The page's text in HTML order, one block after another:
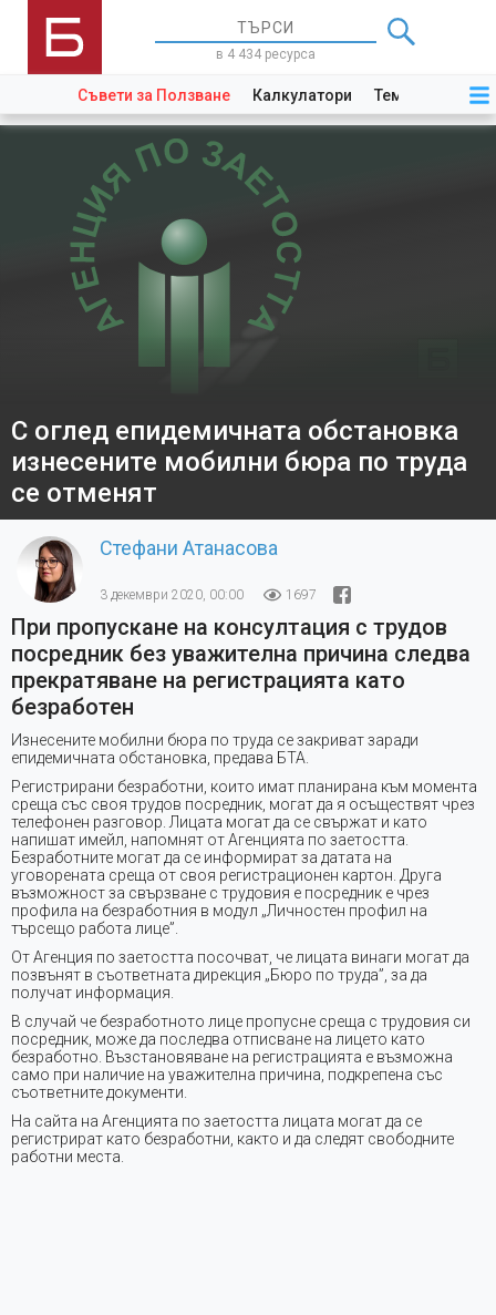
в 4 434 ресурса
Съвети за Ползване Калкулатори Теми Закони
С оглед епидемичната обстановка
изнесените мобилни бюра по труда
се отменят
Стефани Атанасова
3 декември 2020, 00:00 1697
При пропускане на консултация с трудов
посредник без уважителна причина следва
прекратяване на регистрацията като
безработен
Изнесените мобилни бюра по труда се закриват заради
епидемичната обстановка, предава БТА.
Регистрирани безработни, които имат планирана към момента
среща със своя трудов посредник, могат да я осъществят чрез
телефонен разговор. Лицата могат да се свържат и като
напишат имейл, напомнят от Агенцията по заетостта.
Безработните могат да се информират за датата на
уговорената среща от своя регистрационен картон. Друга
възможност за свързване с трудовия е посредник е чрез
профила на безработния в модул „Личностен профил на
търсещо работа лице”.
От Агенция по заетостта посочват, че лицата винаги могат да
позвънят в съответната дирекция „Бюро по труда”, за да
получат информация.
В случай че безработното лице пропусне среща с трудовия си
посредник, може да последва отписване на лицето като
безработно. Възстановяване на регистрацията е възможна
само при наличие на уважителна причина, подкрепена със
съответните документи.
На сайта на Агенцията по заетостта лицата могат да се
регистрират като безработни, както и да следят свободните
работни места.